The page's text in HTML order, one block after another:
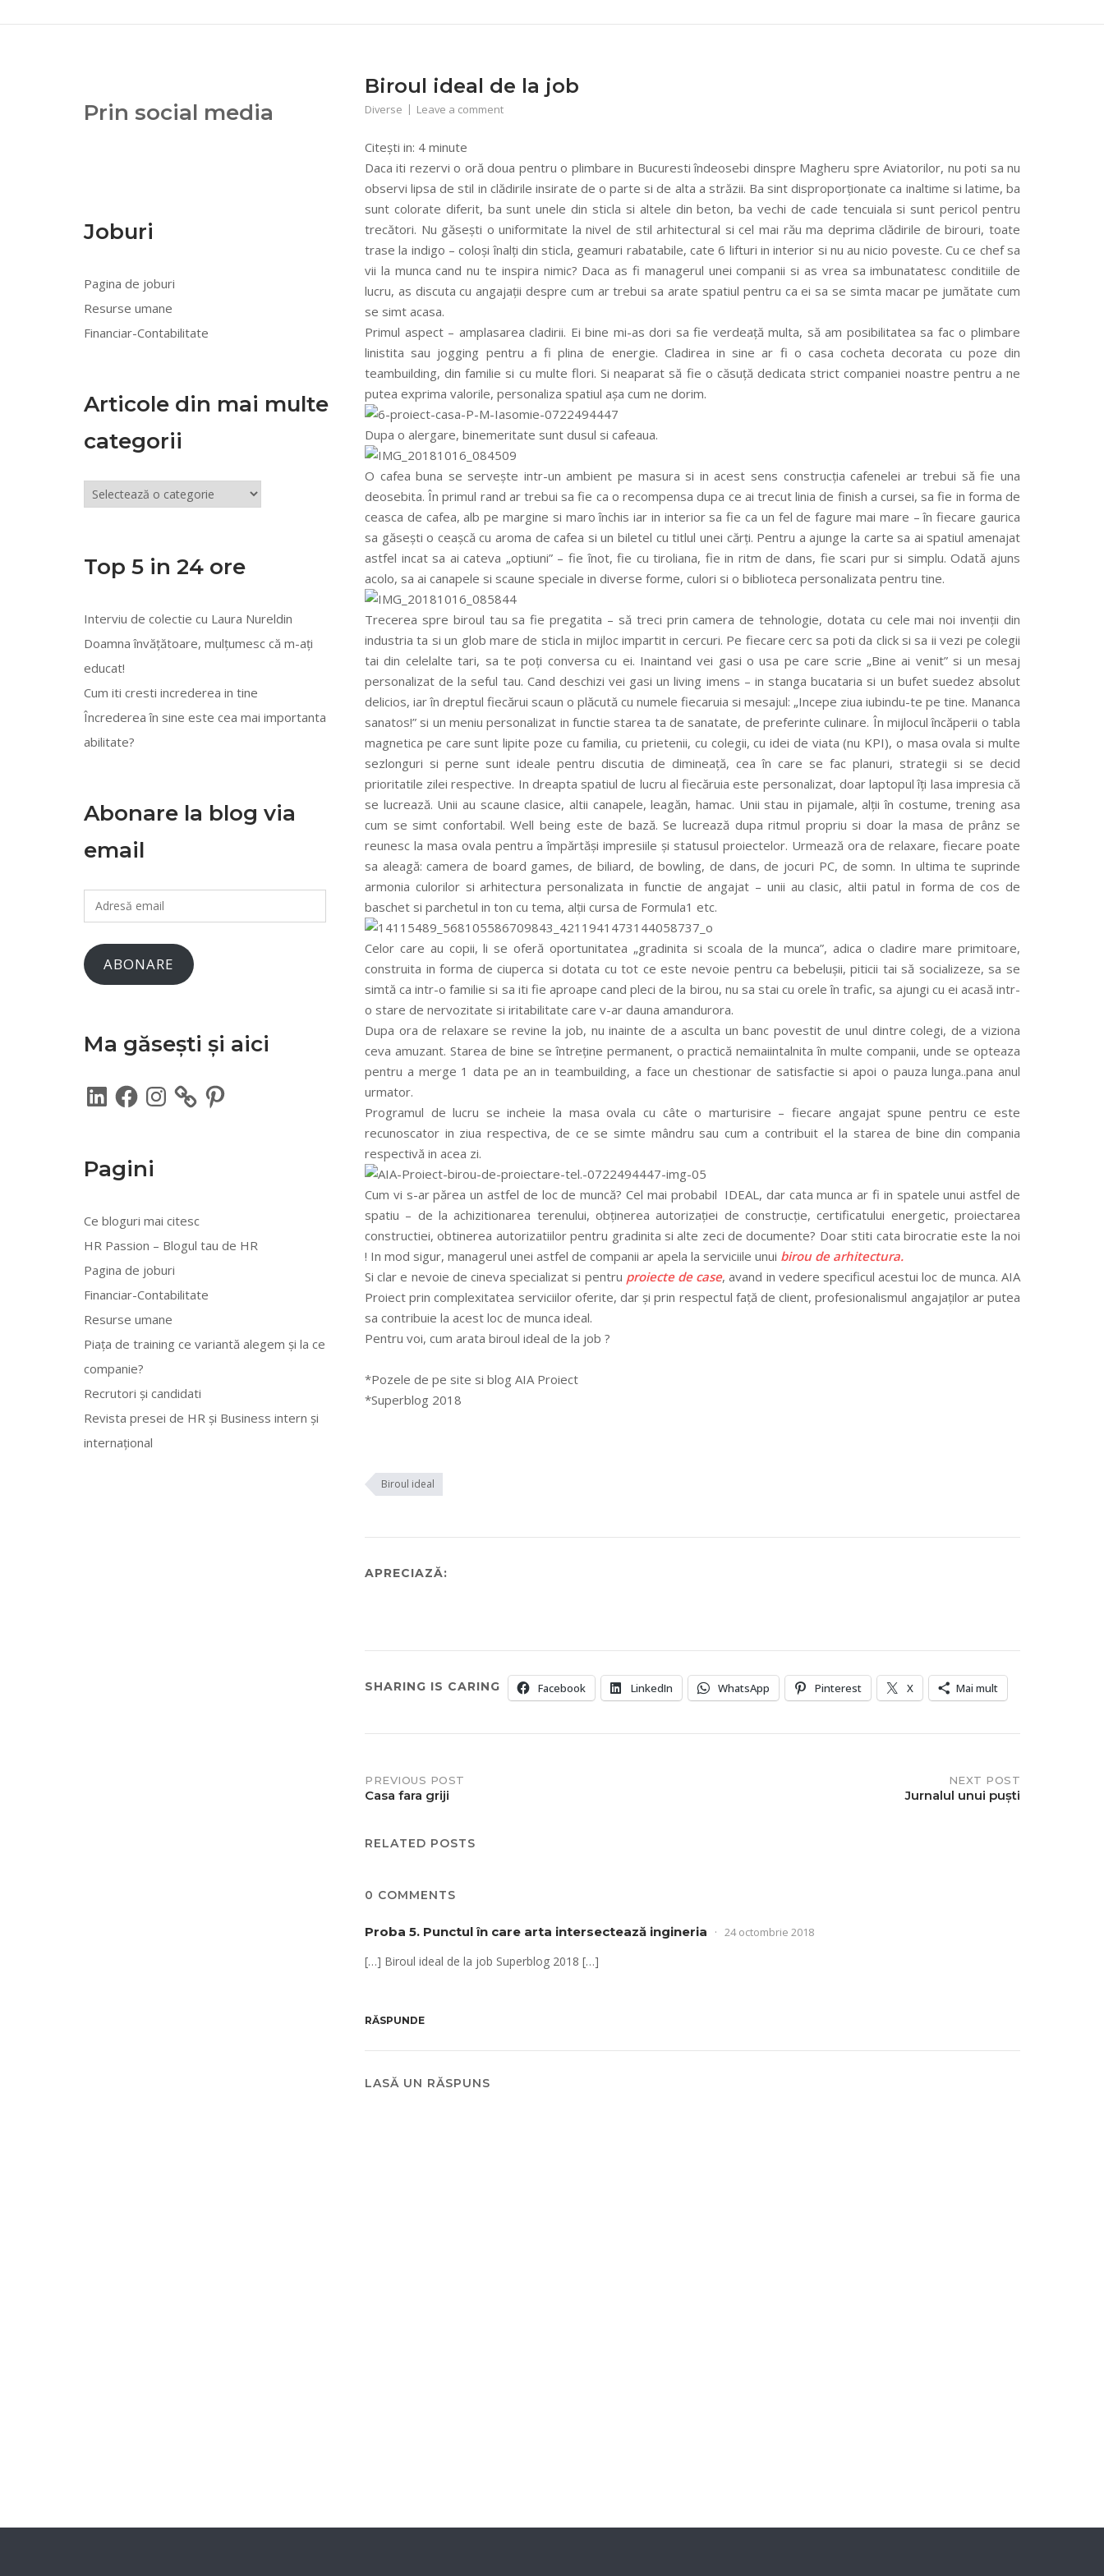
Biroul ideal de la job
Diverse Leave a comment
Citești in: 4 minute
Daca iti rezervi o oră doua pentru o plimbare in Bucuresti îndeosebi dinspre Magheru spre Aviatorilor, nu poti sa nu
observi lipsa de stil in clădirile insirate de o parte si de alta a străzii. Ba sint disproporționate ca inaltime si latime, ba
sunt colorate diferit, ba sunt unele din sticla si altele din beton, ba vechi de cade tencuiala si sunt pericol pentru
trecători. Nu găsești o uniformitate la nivel de stil arhitectural si cel mai rău ma deprima clădirile de birouri, toate
trase la indigo – coloși înalți din sticla, geamuri rabatabile, cate 6 lifturi in interior si nu au nicio poveste. Cu ce chef sa
vii la munca cand nu te inspira nimic? Daca as fi managerul unei companii si as vrea sa imbunatatesc conditiile de
lucru, as discuta cu angajații despre cum ar trebui sa arate spatiul pentru ca ei sa se simta macar pe jumătate cum
se simt acasa.
Primul aspect – amplasarea cladirii. Ei bine mi-as dori sa fie verdeață multa, să am posibilitatea sa fac o plimbare
linistita sau jogging pentru a fi plina de energie. Cladirea in sine ar fi o casa cocheta decorata cu poze din
teambuilding, din familie si cu multe flori. Si neaparat să fie o căsuță dedicata strict companiei noastre pentru a ne
putea exprima valorile, personaliza spatiul așa cum ne dorim.
Dupa o alergare, binemeritate sunt dusul si cafeaua.
O cafea buna se servește intr-un ambient pe masura si in acest sens construcția cafenelei ar trebui să fie una
deosebita. În primul rand ar trebui sa fie ca o recompensa dupa ce ai trecut linia de finish a cursei, sa fie in forma de
ceasca de cafea, alb pe margine si maro închis iar in interior sa fie ca un fel de fagure mai mare – în fiecare gaurica
sa găsești o ceașcă cu aroma de cafea si un biletel cu titlul unei cărți. Pentru a ajunge la carte sa ai spatiul amenajat
astfel incat sa ai cateva „optiuni” – fie înot, fie cu tiroliana, fie in ritm de dans, fie scari pur si simplu. Odată ajuns
acolo, sa ai canapele si scaune speciale in diverse forme, culori si o biblioteca personalizata pentru tine.
Trecerea spre biroul tau sa fie pregatita – să treci prin camera de tehnologie, dotata cu cele mai noi invenții din
industria ta si un glob mare de sticla in mijloc impartit in cercuri. Pe fiecare cerc sa poti da click si sa ii vezi pe colegii
tai din celelalte tari, sa te poți conversa cu ei. Inaintand vei gasi o usa pe care scrie „Bine ai venit” si un mesaj
personalizat de la seful tau. Cand deschizi vei gasi un living imens – in stanga bucataria si un bufet suedez absolut
delicios, iar în dreptul fiecărui scaun o plăcută cu numele fiecaruia si mesajul: „Incepe ziua iubindu-te pe tine. Mananca
sanatos!” si un meniu personalizat in functie starea ta de sanatate, de preferinte culinare. În mijlocul încăperii o tabla
magnetica pe care sunt lipite poze cu familia, cu prietenii, cu colegii, cu idei de viata (nu KPI), o masa ovala si multe
sezlonguri si perne sunt ideale pentru discutia de dimineață, cea în care se fac planuri, strategii si se decid
prioritatile zilei respective. In dreapta spatiul de lucru al fiecăruia este personalizat, doar laptopul îți lasa impresia că
se lucrează. Unii au scaune clasice, altii canapele, leagăn, hamac. Unii stau in pijamale, alții în costume, trening asa
cum se simt confortabil. Well being este de bază. Se lucrează dupa ritmul propriu si doar la masa de prânz se
reunesc la masa ovala pentru a împărtăși impresiile și statusul proiectelor. Urmează ora de relaxare, fiecare poate
sa aleagă: camera de board games, de biliard, de bowling, de dans, de jocuri PC, de somn. In ultima te suprinde
armonia culorilor si arhitectura personalizata in functie de angajat – unii au clasic, altii patul in forma de cos de
baschet si parchetul in ton cu tema, alții cursa de Formula1 etc.
Celor care au copii, li se oferă oportunitatea „gradinita si scoala de la munca”, adica o cladire mare primitoare,
construita in forma de ciuperca si dotata cu tot ce este nevoie pentru ca bebelușii, piticii tai să socializeze, sa se
simtă ca intr-o familie si sa iti fie aproape cand pleci de la birou, nu sa stai cu orele în trafic, sa ajungi cu ei acasă intr-
o stare de nervozitate si iritabilitate care v-ar dauna amandurora.
Dupa ora de relaxare se revine la job, nu inainte de a asculta un banc povestit de unul dintre colegi, de a viziona
ceva amuzant. Starea de bine se întreține permanent, o practică nemaiintalnita în multe companii, unde se opteaza
pentru a merge 1 data pe an in teambuilding, a face un chestionar de satisfactie si apoi o pauza lunga..pana anul
urmator.
Programul de lucru se incheie la masa ovala cu câte o marturisire – fiecare angajat spune pentru ce este
recunoscator in ziua respectiva, de ce se simte mândru sau cum a contribuit el la starea de bine din compania
respectivă in acea zi.
Cum vi s-ar părea un astfel de loc de muncă? Cel mai probabil IDEAL, dar cata munca ar fi in spatele unui astfel de
spatiu – de la achizitionarea terenului, obținerea autorizației de construcție, certificatului energetic, proiectarea
constructiei, obtinerea autorizatiilor pentru gradinita si alte zeci de documente? Doar stiti cata birocratie este la noi
! In mod sigur, managerul unei astfel de companii ar apela la serviciile unui birou de arhitectura.
Si clar e nevoie de cineva specializat si pentru proiecte de case, avand in vedere specificul acestui loc de munca. AIA
Proiect prin complexitatea serviciilor oferite, dar și prin respectul față de client, profesionalismul angajaților ar putea
sa contribuie la acest loc de munca ideal.
Pentru voi, cum arata biroul ideal de la job ?
*Pozele de pe site si blog AIA Proiect
*Superblog 2018
Biroul ideal
APRECIAZĂ:
SHARING IS CARING Facebook LinkedIn WhatsApp Pinterest X Mai mult
Post
PREVIOUS POST
Casa fara griji
NEXT POST
Jurnalul unui puști
RELATED POSTS
0 COMMENTS
Proba 5. Punctul în care arta intersectează ingineria 24 octombrie 2018
[…] Biroul ideal de la job Superblog 2018 […]
RĂSPUNDE
LASĂ UN RĂSPUNS
Prin social media
Joburi
Pagina de joburi
Resurse umane
Financiar-Contabilitate
Articole din mai multe
categorii
Articole
din
categorii
Top 5 in 24 ore
Interviu de colectie cu Laura Nureldin
Doamna învățătoare, mulțumesc că m-ați
educat!
Cum iti cresti increderea in tine
Încrederea în sine este cea mai importanta
abilitate?
Abonare la blog via
email
Adresă
email
ABONARE
Ma găsești și aici
LinkedInFacebookInstagram Pinterest
Pagini
Ce bloguri mai citesc
HR Passion – Blogul tau de HR
Pagina de joburi
Financiar-Contabilitate
Resurse umane
Piața de training ce variantă alegem și la ce
companie?
Recrutori și candidati
Revista presei de HR și Business intern și
internațional